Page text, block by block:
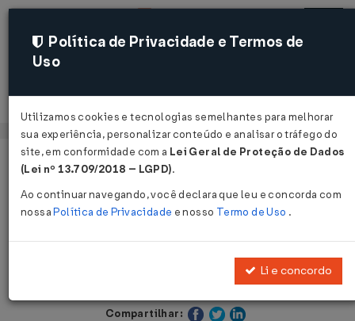
Acessar
Página Inicial Legislações
Decreto Nº 33376 DE 05/02/2020
Publicado no DOM - Recife em 6 fev 2020
Compartilhar:
Política de Privacidade e Termos de
Uso
Utilizamos cookies e tecnologias semelhantes para melhorar
sua experiência, personalizar conteúdo e analisar o tráfego do
site, em conformidade com a Lei Geral de Proteção de Dados
(Lei nº 13.709/2018 – LGPD).
Ao continuar navegando, você declara que leu e concorda com
nossaPolítica de Privacidade e nosso Termo de Uso .
Li e concordo